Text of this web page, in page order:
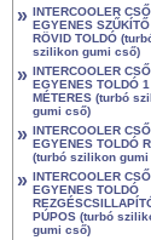
» INTERCOOLER CSŐ
EGYENES SZŰKÍTŐ
RÖVID TOLDÓ
szilikon gumi cső)
» INTERCOOLER CSŐ
EGYENES TOLDÓ 1
MÉTERES (turbó
gumi cső)
» INTERCOOLER CSŐ
EGYENES TOLDÓ
(turbó szilikon gumi
» INTERCOOLER CSŐ
EGYENES TOLDÓ
PÚPOS (turbó
gumi cső)